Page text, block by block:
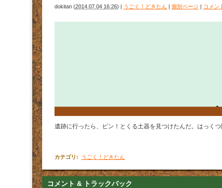
dokitan (2014.07.04 16:26) | うごく！どきたん | 個別ページ | コメン
遺跡に行ったら、ピン！とくる土器を見つけたんだ。はっく
カテゴリ : うごく！どきたん
コメント & トラックバック